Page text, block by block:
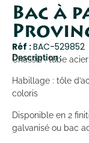
Bac à
Réf :BAC-529852
Description :
Châssis : tube
Habillage : tôle
coloris
Disponible en 2
galvanisé ou bac